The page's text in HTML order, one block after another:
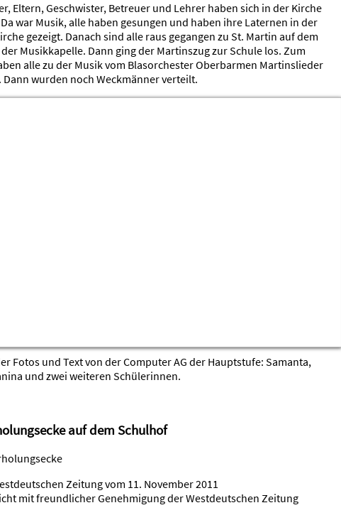
Eltern, Geschwister, Betreuer und Lehrer haben sich in der Kirche
war Musik, alle haben gesungen und haben ihre Laternen in der
gezeigt. Danach sind alle raus gegangen zu St. Martin auf dem
Musikkapelle. Dann ging der Martinszug zur Schule los. Zum
alle zu der Musik vom Blasorchester Oberbarmen Martinslieder
Dann wurden noch Weckmänner verteilt.
Fotos und Text von der Computer AG der Hauptstufe: Samanta,
Judo Turnier
die Kämpfer und Kämpferinnen schon früh am Samstagmorgen.
fuhr die S-Bahn nach Essen-Kupferdreh. Von der Haltestelle waren es
Fußweg bis zur Sporthalle.
der Fahne, dem Spielen der Hymne, dem Sprechen des
Eides und feierlichen Begrüßungsworten ging es endlich los mit den